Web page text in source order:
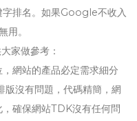
字排名。如果Google不收入
用。
家做參考：
網站的產品必定需求細分
版沒有問題，代碼精簡，網
確保網站TDK沒有任何問